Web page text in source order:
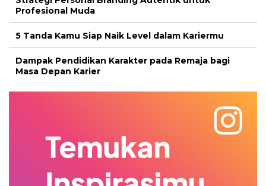
Profesional Muda
5 Tanda Kamu Siap Naik Level dalam Kariermu
Dampak Pendidikan Karakter pada Remaja bagi
Masa Depan Karier